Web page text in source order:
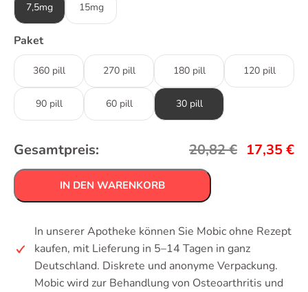
7,5mg 15mg
Paket
360 pill 270 pill 180 pill 120 pill
90 pill 60 pill 30 pill
Gesamtpreis: 20,82€ 17,35€
IN DEN WARENKORB
In unserer Apotheke können Sie Mobic ohne Rezept
kaufen, mit Lieferung in 5–14 Tagen in ganz
Deutschland. Diskrete und anonyme Verpackung.
Mobic wird zur Behandlung von Osteoarthritis und